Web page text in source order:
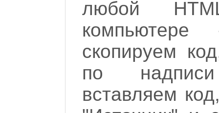
любой
скопируем
по
вставляем